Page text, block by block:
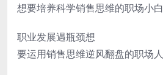
想要培养科学销售思维的职场小白
职业发展遇瓶颈想
要运用销售思维逆风翻盘的职场人